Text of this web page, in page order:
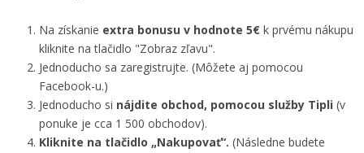
Na získanie extra bonusu v hodnote 5€ k prvému nákupu
kliknite na tlačidlo "Zobraz zľavu".
Jednoducho sa zaregistrujte. (Môžete aj pomocou
Facebook-u.)
Jednoducho si nájdite obchod, pomocou služby Tipli (v
ponuke je cca 1 500 obchodov).
Kliknite na tlačidlo „Nakupovať“. (Následne budete